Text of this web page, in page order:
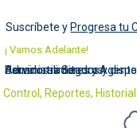
Suscríbete y Progresa tu
Administradores y
¡ Vamos Adelante!
Usuarios ilimitados y
Control, Reportes,
Servidores Seguros